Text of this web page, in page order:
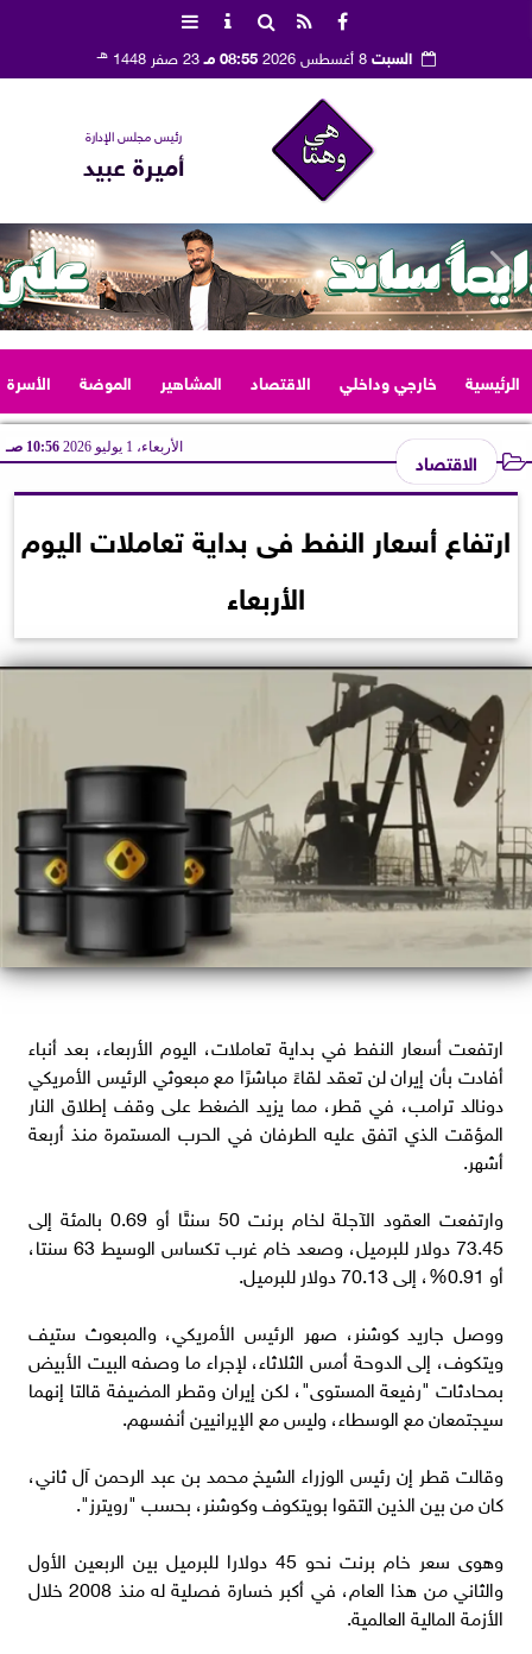
السبت8 أغسطس 2026 08:55 مـ 23 صفر 1448 هـ
رئيس مجلس الإدارة
أميرة عبيد
الرئيسية خارجي وداخلي الاقتصاد المشاهير الموضة الأسرة
الاقتصاد الأربعاء، 1 يوليو 2026 10:56 صـ
ارتفاع أسعار النفط فى بداية تعاملات اليوم
الأربعاء
ارتفعت أسعار النفط في بداية تعاملات، اليوم الأربعاء، بعد أنباء
أفادت بأن إيران لن تعقد لقاءً مباشرًا مع مبعوثي الرئيس الأمريكي
دونالد ترامب، في قطر، مما يزيد الضغط على وقف إطلاق النار
المؤقت الذي اتفق عليه الطرفان في الحرب المستمرة منذ أربعة
أشهر.
وارتفعت العقود الآجلة لخام برنت 50 سنتًا أو 0.69 بالمئة إلى
73.45 دولار للبرميل، وصعد خام غرب تكساس الوسيط 63 سنتا،
أو 0.91%، إلى 70.13 دولار للبرميل.
ووصل جاريد كوشنر، صهر الرئيس الأمريكي، والمبعوث ستيف
ويتكوف، إلى الدوحة أمس الثلاثاء، لإجراء ما وصفه البيت الأبيض
بمحادثات "رفيعة المستوى"، لكن إيران وقطر المضيفة قالتا إنهما
سيجتمعان مع الوسطاء، وليس مع الإيرانيين أنفسهم.
وقالت قطر إن رئيس الوزراء الشيخ محمد بن عبد الرحمن آل ثاني،
كان من بين الذين التقوا بويتكوف وكوشنر، بحسب "رويترز".
وهوى سعر خام برنت نحو 45 دولارا للبرميل بين الربعين الأول
والثاني من هذا العام، في أكبر خسارة فصلية له منذ 2008 خلال
الأزمة المالية العالمية.